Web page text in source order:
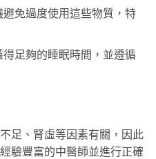
免過度使用這些物質，特
足夠的睡眠時間，並遵循
足、腎虛等因素有關，因此
驗豐富的中醫師並進行正確